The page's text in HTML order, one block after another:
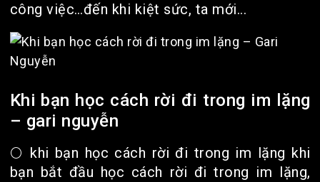
công việc…đến khi kiệt sức, ta mới...
Khi bạn học cách rời đi trong im lặng
– gari nguyễn
🌕 khi bạn học cách rời đi trong im lặng khi
bạn bắt đầu học cách rời đi trong im lặng,